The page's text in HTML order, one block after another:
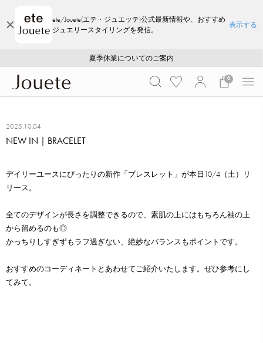
ete/Jouete(エテ・ジュエッテ)公式最新情報や、おすすめ
ジュエリースタイリングを発信。
表示する
採用のご案内
ご注文いただいたお品物のお届け状況について
夏季休業についてのご案内
WEB LIMITED ITEMS >>
採用のご案内
ご注文いただいたお品物のお届け状況について
0
2025.10.04
NEW IN｜BRACELET
デイリーユースにぴったりの新作「ブレスレット」が本日10/4（土）リ
リース。
全てのデザインが長さを調整できるので、素肌の上にはもちろん袖の上
から留めるのも◎
かっちりしすぎずもラフ過ぎない、絶妙なバランスもポイントです。
おすすめのコーディネートとあわせてご紹介いたします。ぜひ参考にし
てみて。